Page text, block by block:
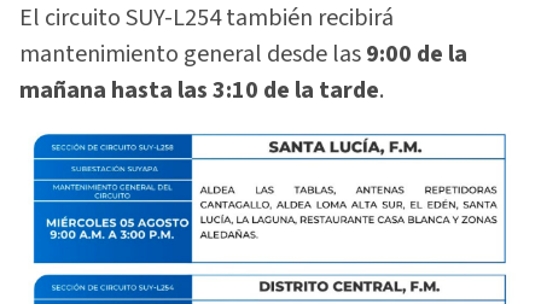
El circuito SUY-L254 también recibirá
mantenimiento general desde las9:00 de la
mañana hasta las 3:10 de la tarde.